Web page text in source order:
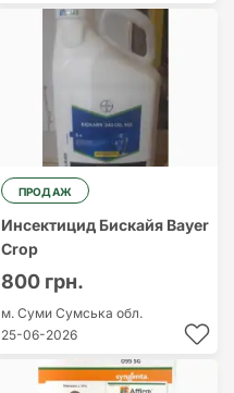
ПРОДАЖ
Инсектицид Бискайя Bayer
Crop
800 грн.
м. Суми Сумська обл.
25-06-2026